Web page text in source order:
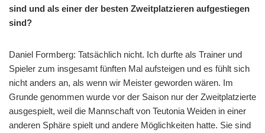
sind und als einer der besten Zweitplatzieren aufgestiegen
sind?
Daniel Formberg: Tatsächlich nicht. Ich durfte als Trainer und
Spieler zum insgesamt fünften Mal aufsteigen und es fühlt sich
nicht anders an, als wenn wir Meister geworden wären. Im
Grunde genommen wurde vor der Saison nur der Zweitplatzierte
ausgespielt, weil die Mannschaft von Teutonia Weiden in einer
anderen Sphäre spielt und andere Möglichkeiten hatte. Sie sind